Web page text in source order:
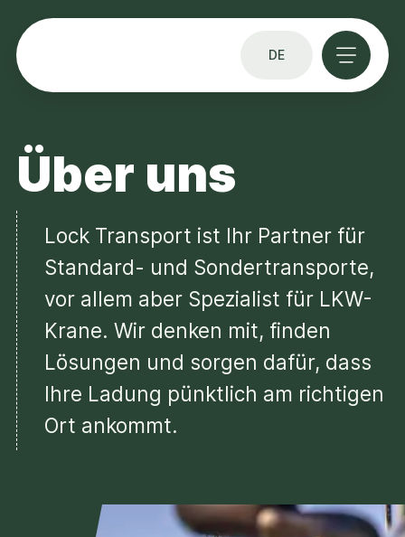
DE
Über uns
Lock Transport ist Ihr Partner für
Standard- und Sondertransporte,
vor allem aber Spezialist für LKW-
Krane. Wir denken mit, finden
Lösungen und sorgen dafür, dass
Ihre Ladung pünktlich am richtigen
Ort ankommt.